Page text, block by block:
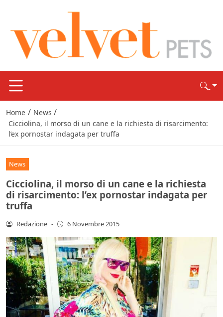
Home / News /
Cicciolina, il morso di un cane e la richiesta di risarcimento:
l’ex pornostar indagata per truffa
News
Cicciolina, il morso di un cane e la richiesta
di risarcimento: l’ex pornostar indagata per
truffa
Redazione - 6 Novembre 2015